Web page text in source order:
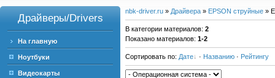
Драйверы/Drivers
На главную
Ноутбуки
Видеокарты
nbk-driver.ru » Драйвера » EPSON струйные »
В категории материалов: 2
Показано материалов: 1-2
Сортировать по: Дате · Названию · Рейтингу